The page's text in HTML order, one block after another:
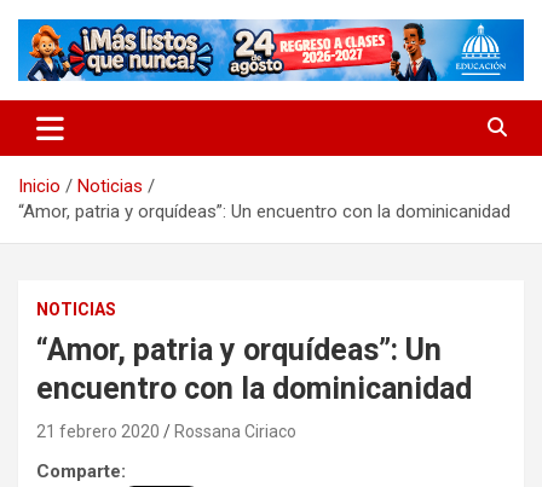
Visitantes
Inicio
Noticias
“Amor, patria y orquídeas”: Un encuentro con la dominicanidad
NOTICIAS
“Amor, patria y orquídeas”: Un
encuentro con la dominicanidad
21 febrero 2020 Rossana Ciriaco
Comparte: